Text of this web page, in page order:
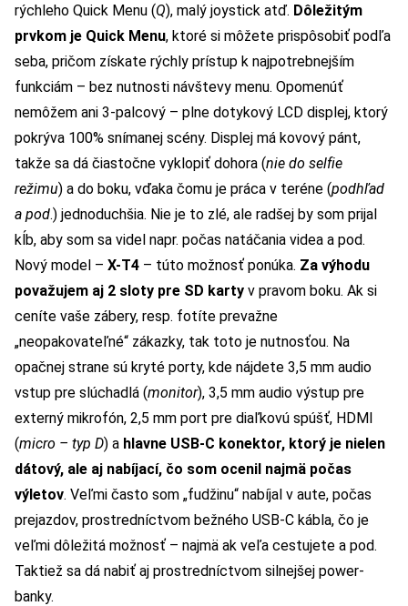
rýchleho Quick Menu (Q), malý joystick atď. Dôležitým
prvkom je Quick Menu, ktoré si môžete prispôsobiť podľa
seba, pričom získate rýchly prístup k najpotrebnejším
funkciám – bez nutnosti návštevy menu. Opomenúť
nemôžem ani 3-palcový – plne dotykový LCD displej, ktorý
pokrýva 100% snímanej scény. Displej má kovový pánt,
takže sa dá čiastočne vyklopiť dohora (nie do selfie
režimu) a do boku, vďaka čomu je práca v teréne (podhľad
a pod.) jednoduchšia. Nie je to zlé, ale radšej by som prijal
kĺb, aby som sa videl napr. počas natáčania videa a pod.
Nový model – X-T4 – túto možnosť ponúka. Za výhodu
považujem aj 2 sloty pre SD karty v pravom boku. Ak si
ceníte vaše zábery, resp. fotíte prevažne
„neopakovateľné“ zákazky, tak toto je nutnosťou. Na
opačnej strane sú kryté porty, kde nájdete 3,5 mm audio
vstup pre slúchadlá (monitor), 3,5 mm audio výstup pre
externý mikrofón, 2,5 mm port pre diaľkovú spúšť, HDMI
(micro – typ D) a hlavne USB-C konektor, ktorý je nielen
dátový, ale aj nabíjací, čo som ocenil najmä počas
výletov. Veľmi často som „fudžinu“ nabíjal v aute, počas
prejazdov, prostredníctvom bežného USB-C kábla, čo je
veľmi dôležitá možnosť – najmä ak veľa cestujete a pod.
Taktiež sa dá nabiť aj prostredníctvom silnejšej power-
banky.